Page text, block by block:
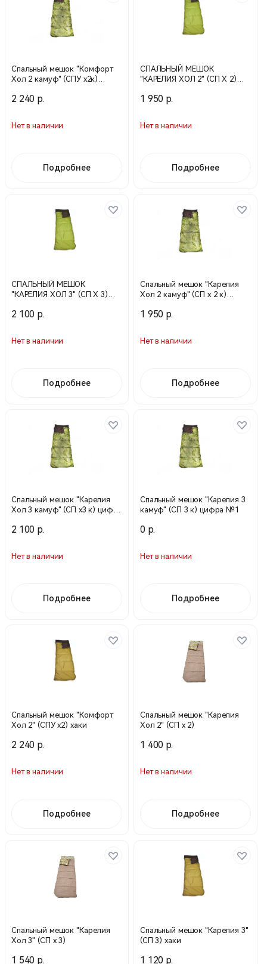
Спальный мешок "Комфорт
Хол 2 камуф" (СПУ х2к)
2 240 р.
Нет в наличии
Подробнее
СПАЛЬНЫЙ МЕШОК
"КАРЕЛИЯ ХОЛ 2" (СП Х 2)
1 950 р.
Нет в наличии
Подробнее
СПАЛЬНЫЙ МЕШОК
"КАРЕЛИЯ ХОЛ 3" (СП Х 3)
2 100 р.
Нет в наличии
Подробнее
Спальный мешок "Карелия
Хол 2 камуф" (СП х 2 к)
1 950 р.
Нет в наличии
Подробнее
Спальный мешок "Карелия
Хол 3 камуф" (СП х3 к) цифра
2 100 р.
Нет в наличии
Подробнее
Спальный мешок "Карелия 3
камуф" (СП 3 к) цифра №1
0 р.
Нет в наличии
Подробнее
Спальный мешок "Комфорт
Хол 2" (СПУ х2) хаки
2 240 р.
Нет в наличии
Подробнее
Спальный мешок "Карелия
Хол 2" (СП х 2)
1 400 р.
Нет в наличии
Подробнее
Спальный мешок "Карелия
Хол 3" (СП х 3)
1 540 р.
Спальный мешок "Карелия 3"
(СП 3) хаки
1 120 р.